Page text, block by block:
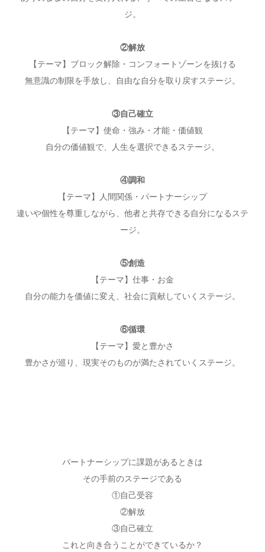
ジ。
②解放
【テーマ】ブロック解除・コンフォートゾーンを抜ける
無意識の制限を手放し、自由な自分を取り戻すステージ。
③自己確立
【テーマ】使命・強み・才能・価値観
自分の価値観で、人生を選択できるステージ。
④調和
【テーマ】人間関係・パートナーシップ
違いや個性を尊重しながら、他者と共存できる自分になるステ
ージ。
⑤創造
【テーマ】仕事・お金
自分の能力を価値に変え、社会に貢献していくステージ。
⑥循環
【テーマ】愛と豊かさ
豊かさが巡り、現実そのものが満たされていくステージ。
パートナーシップに課題があるときは
その手前のステージである
①自己受容
②解放
③自己確立
これと向き合うことができているか？